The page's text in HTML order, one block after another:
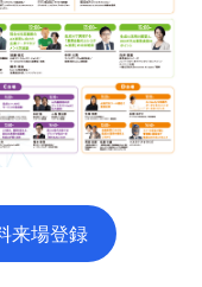
来場登録